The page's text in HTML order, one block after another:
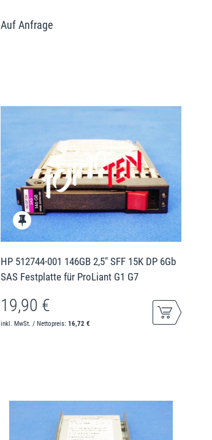
HP 512744-001 146GB 2,5" SFF 15K DP 6Gb
SAS Festplatte für ProLiant G1 G7
19,90 €
inkl. MwSt. / Nettopreis:16,72 €